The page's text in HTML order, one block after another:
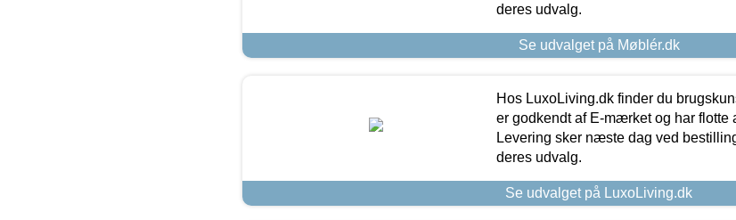
deres udvalg.
Se udvalget på Møblér.dk
Hos LuxoLiving.dk finder du
er godkendt af E-mærket og har flotte
Levering sker næste dag ved
deres udvalg.
Se udvalget på LuxoLiving.dk